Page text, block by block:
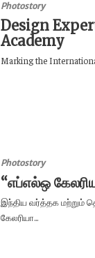
Photostory
Design
Academy
Marking the
Photostory
“எப்எல்ஒ
இந்திய வர்த்தக மற்றும்
கேலரியா...